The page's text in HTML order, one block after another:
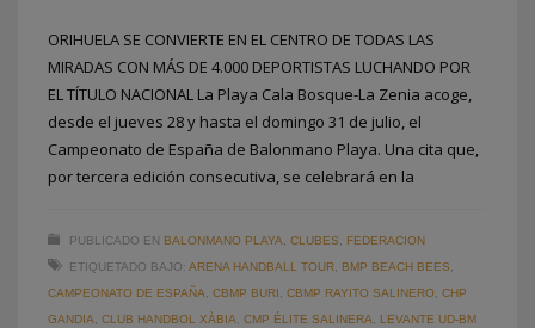
ORIHUELA SE CONVIERTE EN EL CENTRO DE TODAS LAS
MIRADAS CON MÁS DE 4.000 DEPORTISTAS LUCHANDO POR
EL TÍTULO NACIONAL La Playa Cala Bosque-La Zenia acoge,
desde el jueves 28 y hasta el domingo 31 de julio, el
Campeonato de España de Balonmano Playa. Una cita que,
por tercera edición consecutiva, se celebrará en la
PUBLICADO EN BALONMANO PLAYA CLUBES
FEDERACION
ETIQUETADO BAJO: ARENA HANDBALL TOUR BMP BEACH BEES
CAMPEONATO DE ESPAÑA
CBMP BURI CBMP RAYITO SALINERO CHP
GANDIA
CLUB HANDBOL XÀBIA CMP ÉLITE SALINERA
LEVANTE UD-BM